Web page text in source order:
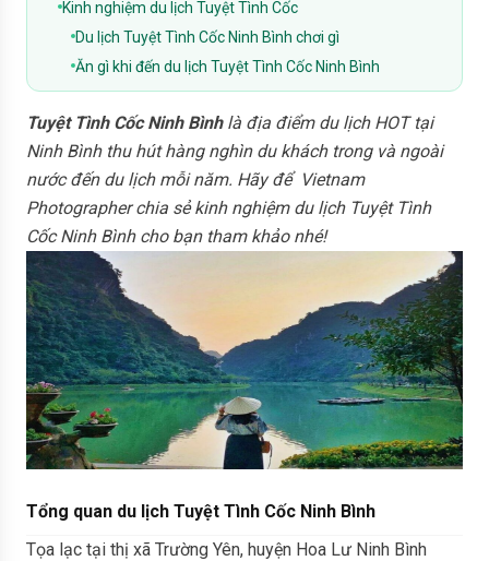
Kinh nghiệm du lịch Tuyệt Tình Cốc
Du lịch Tuyệt Tình Cốc Ninh Bình chơi gì
Ăn gì khi đến du lịch Tuyệt Tình Cốc Ninh Bình
Tuyệt Tình Cốc Ninh Bình là địa điểm du lịch HOT tại
Ninh Bình thu hút hàng nghìn du khách trong và ngoài
nước đến du lịch mỗi năm. Hãy để Vietnam
Photographer chia sẻ kinh nghiệm du lịch Tuyệt Tình
Cốc Ninh Bình cho bạn tham khảo nhé!
Tổng quan du lịch Tuyệt Tình Cốc Ninh Bình
Tọa lạc tại thị xã Trường Yên, huyện Hoa Lư Ninh Bình